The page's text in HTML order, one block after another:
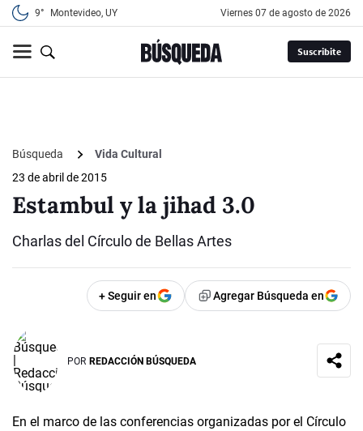
9° Montevideo, UY viernes 07 de agosto de 2026
Suscribite
Búsqueda
Vida Cultural
23 de abril de 2015
Estambul y la jihad 3.0
Charlas del Círculo de Bellas Artes
+ Seguir en Agregar Búsqueda en
POR REDACCIÓN BÚSQUEDA
En el marco de las conferencias organizadas por el Círculo